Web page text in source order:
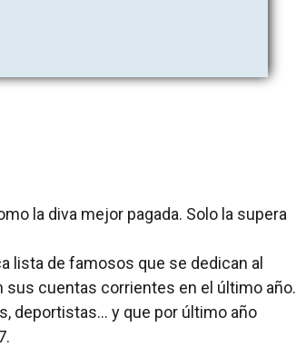
la diva mejor pagada. Solo la supera
lista de famosos que se dedican al
cuentas corrientes en el último año.
deportistas… y que por último año